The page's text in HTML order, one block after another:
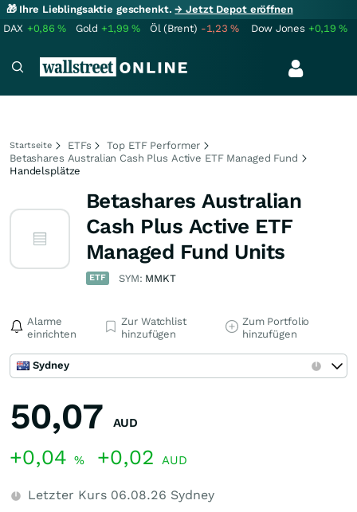
🎁 Ihre Lieblingsaktie geschenkt.→ Jetzt Depot eröffnen
DAX +0,86% Gold +1,99% Öl (Brent) -1,23% Dow Jones +0,19%
Startseite ETFs
Top ETF Performer
Betashares Australian Cash Plus Active ETF Managed Fund
Handelsplätze
Betashares Australian
Cash Plus Active ETF
Managed Fund Units
ETF SYM: MMKT
Alarme
einrichten
Zur Watchlist
hinzufügen
Zum Portfolio
hinzufügen
Sydney
50,07 AUD
+0,04 % +0,02 AUD
Letzter Kurs 06.08.26 Sydney